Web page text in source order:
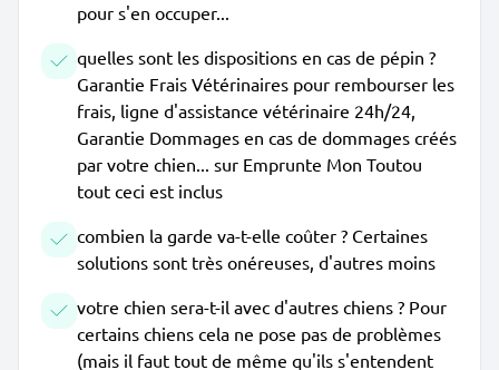
pour s'en occuper...
quelles sont les dispositions en cas de pépin ?
Garantie Frais Vétérinaires pour rembourser les
frais, ligne d'assistance vétérinaire 24h/24,
Garantie Dommages en cas de dommages créés
par votre chien... sur Emprunte Mon Toutou
tout ceci est inclus
combien la garde va-t-elle coûter ? Certaines
solutions sont très onéreuses, d'autres moins
votre chien sera-t-il avec d'autres chiens ? Pour
certains chiens cela ne pose pas de problèmes
(mais il faut tout de même qu'ils s'entendent